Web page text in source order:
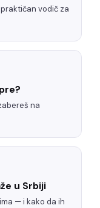
vodič za
na
u Srbiji
— i kako da ih